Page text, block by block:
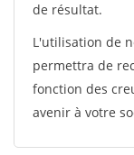
de résultat.
L'utilisation de
permettra de
fonction des
avenir à votre